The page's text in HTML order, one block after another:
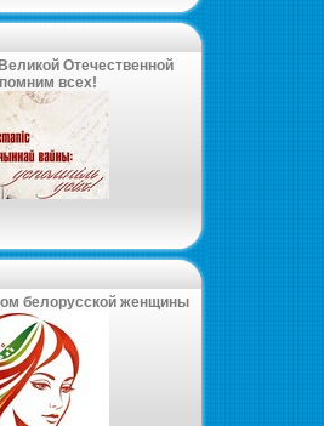
Отечественной
всех!
белорусской женщины